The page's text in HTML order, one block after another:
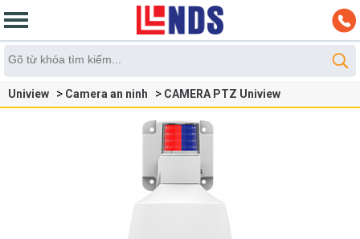
Uniview Camera an ninh CAMERA PTZ Uniview